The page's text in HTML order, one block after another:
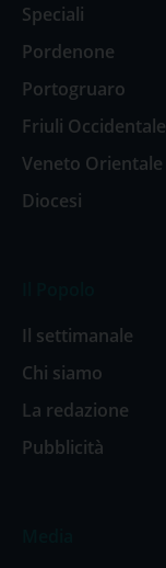
Speciali
Pordenone
Portogruaro
Friuli Occidentale
Veneto Orientale
Diocesi
Il settimanale
Chi siamo
La redazione
Pubblicità